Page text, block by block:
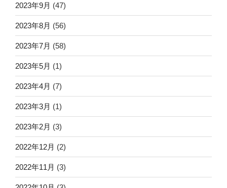
2023年9月 (47)
2023年8月 (56)
2023年7月 (58)
2023年5月 (1)
2023年4月 (7)
2023年3月 (1)
2023年2月 (3)
2022年12月 (2)
2022年11月 (3)